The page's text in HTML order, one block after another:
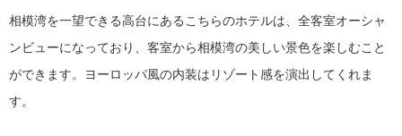
相模湾を一望できる高台にあるこちらのホテルは、全客室オーシャ
ンビューになっており、客室から相模湾の美しい景色を楽しむこと
ができます。ヨーロッパ風の内装はリゾート感を演出してくれま
す。